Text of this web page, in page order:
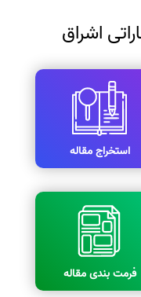
اشراق
استخراج مقاله
فرمت بندی مقاله